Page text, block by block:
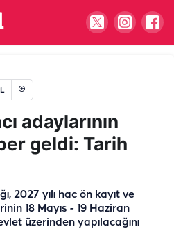
adaylarının
geldi: Tarih
2027 yılı hac ön kayıt ve
18 Mayıs - 19 Haziran
üzerinden yapılacağını
duyarlılık: Can